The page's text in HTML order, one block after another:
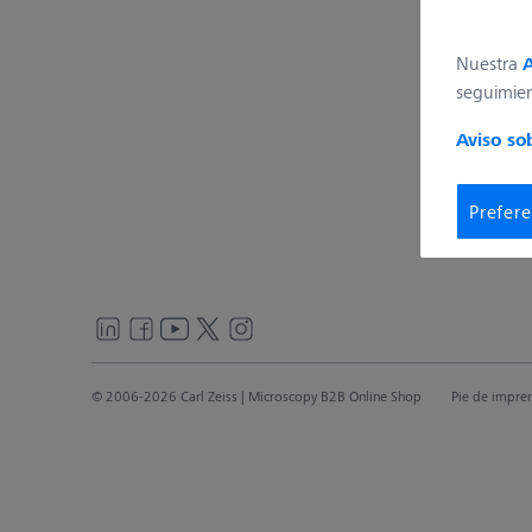
© 2006-2026 Carl Zeiss | Microscopy B2B Online Shop Pie de
Nuestra
Aviso